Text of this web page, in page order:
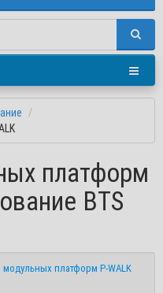
платформ
BTS
модульных платформ P-WALK